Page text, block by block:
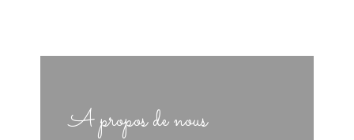
A propos de nous